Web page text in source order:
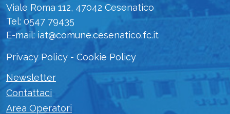
Viale Roma 112, 47042 Cesenatico
Tel: 0547 79435
E-mail: iat@comune.cesenatico.fc.it
Privacy Policy - Cookie Policy
Newsletter
Contattaci
Area Operatori